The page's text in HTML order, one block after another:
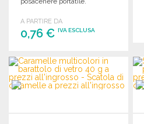
A PARTIRE DA
0,76 € IVA ESCLUSA
ORDINARE
Richiedi un preventivo